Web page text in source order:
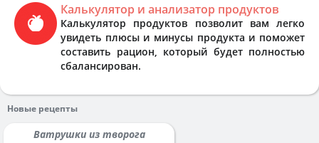
Калькулятор и анализатор продуктов
Калькулятор продуктов позволит вам легко
увидеть плюсы и минусы продукта и поможет
составить рацион, который будет полностью
сбалансирован.
Новые рецепты
Ватрушки из творога